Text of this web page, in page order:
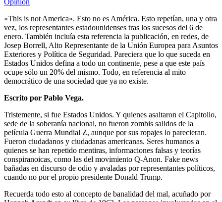
«This is not America». Esto no es América. Esto repetían, una y otra
vez, los representantes estadounidenses tras los sucesos del 6 de
enero. También incluía esta referencia la publicación, en redes, de
Josep Borrell, Alto Representante de la Unión Europea para Asuntos
Exteriores y Política de Seguridad. Pareciera que lo que suceda en
Estados Unidos defina a todo un continente, pese a que este país
ocupe sólo un 20% del mismo. Todo, en referencia al mito
democrático de una sociedad que ya no existe.
Escrito por Pablo Vega.
Tristemente, si fue Estados Unidos. Y quienes asaltaron el Capitolio,
sede de la soberanía nacional, no fueron zombis salidos de la
película Guerra Mundial Z, aunque por sus ropajes lo parecieran.
Fueron ciudadanos y ciudadanas americanas. Seres humanos a
quienes se han repetido mentiras, informaciones falsas y teorías
conspiranoicas, como las del movimiento Q-Anon. Fake news
bañadas en discurso de odio y avaladas por representantes políticos,
cuando no por el propio presidente Donald Trump.
Recuerda todo esto al concepto de banalidad del mal, acuñado por